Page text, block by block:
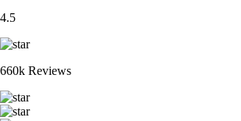
4.5
660k Reviews